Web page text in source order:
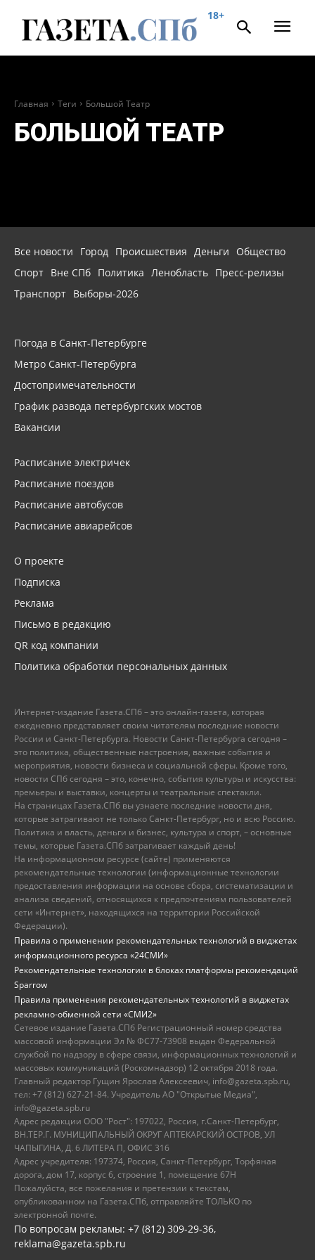
18+
Главная Теги Большой Театр
БОЛЬШОЙ ТЕАТР
Все новости Город Происшествия Деньги
Общество
Спорт Вне СПб Политика Ленобласть Пресс-релизы
Транспорт Выборы-2026
Погода в Санкт-Петербурге
Метро Санкт-Петербурга
Достопримечательности
График развода петербургских мостов
Вакансии
Расписание электричек
Расписание поездов
Расписание автобусов
Расписание авиарейсов
О проекте
Подписка
Реклама
Письмо в редакцию
QR код компании
Политика обработки персональных данных
Интернет-издание Газета.СПб – это онлайн-газета, которая
ежедневно представляет своим читателям последние новости
России и Санкт-Петербурга. Новости Санкт-Петербурга сегодня –
это политика, общественные настроения, важные события и
мероприятия, новости бизнеса и социальной сферы. Кроме того,
новости СПб сегодня – это, конечно, события культуры и искусства:
премьеры и выставки, концерты и театральные спектакли.
На страницах Газета.СПб вы узнаете последние новости дня,
которые затрагивают не только Санкт-Петербург, но и всю Россию.
Политика и власть, деньги и бизнес, культура и спорт, – основные
темы, которые Газета.СПб затрагивает каждый день!
На информационном ресурсе (сайте) применяются
рекомендательные технологии (информационные технологии
предоставления информации на основе сбора, систематизации и
анализа сведений, относящихся к предпочтениям пользователей
сети «Интернет», находящихся на территории Российской
Федерации).
Правила о применении рекомендательных технологий в виджетах
информационного ресурса «24СМИ»
Рекомендательные технологии в блоках платформы рекомендаций
Sparrow
Правила применения рекомендательных технологий в виджетах
рекламно-обменной сети «СМИ2»
Сетевое издание Газета.СПб Регистрационный номер средства
массовой информации Эл № ФС77-73908 выдан Федеральной
службой по надзору в сфере связи, информационных технологий и
массовых коммуникаций (Роскомнадзор) 12 октября 2018 года.
Главный редактор Гущин Ярослав Алексеевич, info@gazeta.spb.ru,
тел: +7 (812) 627-21-84. Учредитель АО "Открытые Медиа",
info@gazeta.spb.ru
Адрес редакции ООО "Рост": 197022, Россия, г.Санкт-Петербург,
ВН.ТЕР.Г. МУНИЦИПАЛЬНЫЙ ОКРУГ АПТЕКАРСКИЙ ОСТРОВ, УЛ
ЧАПЫГИНА, Д. 6 ЛИТЕРА П, ОФИС 316
Адрес учредителя: 197374, Россия, Санкт-Петербург, Торфяная
дорога, дом 17, корпус 6, строение 1, помещение 67Н
Пожалуйста, все пожелания и претензии к текстам,
опубликованном на Газета.СПб, отправляйте ТОЛЬКО по
электронной почте.
По вопросам рекламы: +7 (812) 309-29-36,
reklama@gazeta.spb.ru